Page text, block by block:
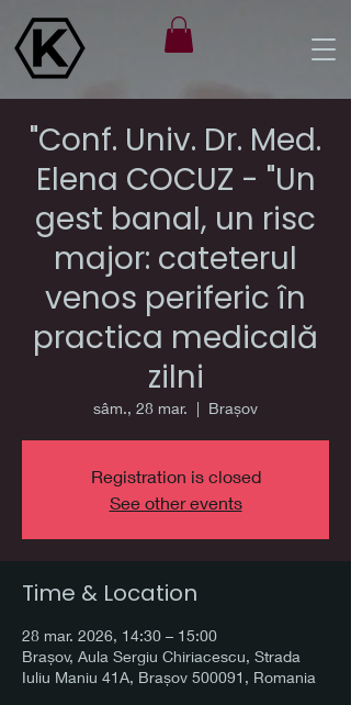
"Conf. Univ. Dr. Med.
Elena COCUZ - "Un
gest banal, un risc
major: cateterul
venos periferic în
practica medicală
zilni
sâm., 28 mar. Brașov
Registration is closed
See other events
Time & Location
28 mar. 2026, 14:30 – 15:00
Brașov, Aula Sergiu Chiriacescu, Strada
Iuliu Maniu 41A, Brașov 500091, Romania